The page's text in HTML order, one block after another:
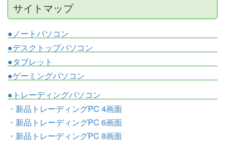
サイトマップ
●ノートパソコン
●デスクトップパソコン
●タブレット
●ゲーミングパソコン
●トレーディングパソコン
・新品トレーディングPC 4画面
・新品トレーディングPC 6画面
・新品トレーディングPC 8画面